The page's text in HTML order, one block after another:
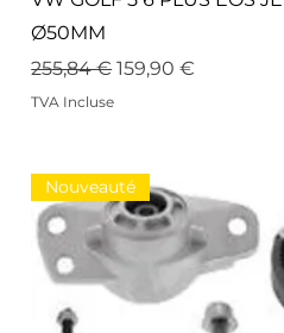
Ø50MM
Prix original
255,84 € Prix
159,90 €
TVA Incluse
Nouveauté